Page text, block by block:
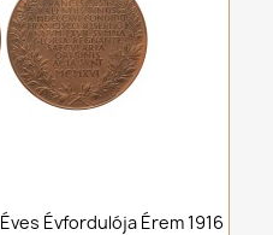
Évfordulója Érem 1916